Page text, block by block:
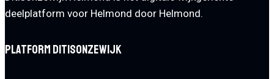
kans
deelplatform voor Helmond door Helmond.
Platform Ditisonzewijk